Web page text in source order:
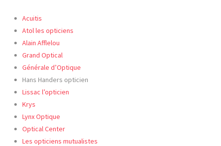
Acuitis
Atol les opticiens
Alain Afflelou
Grand Optical
Générale d’Optique
Hans Handers opticien
Lissac l’opticien
Krys
Lynx Optique
Optical Center
Les opticiens mutualistes